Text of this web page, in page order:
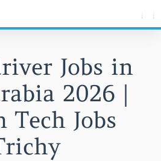
Jobs in
2026 |
Tech Jobs